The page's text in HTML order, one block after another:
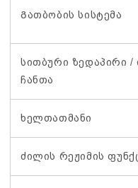
Გათბობის სისტემა
სითბური ზედაპირი /
ჩანთა
ხელთათმანი
ძილის რეჟიმის